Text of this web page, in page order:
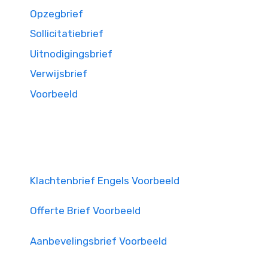
Opzegbrief
Sollicitatiebrief
Uitnodigingsbrief
Verwijsbrief
Voorbeeld
Klachtenbrief Engels Voorbeeld
Offerte Brief Voorbeeld
Aanbevelingsbrief Voorbeeld